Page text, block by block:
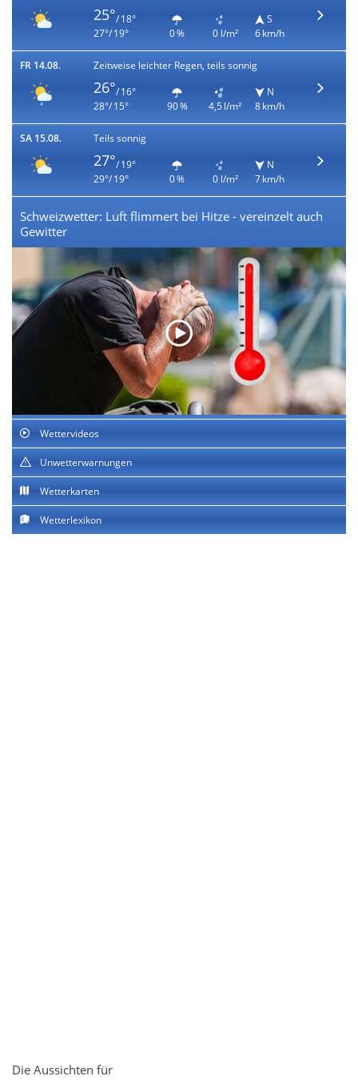
25°/ 18°
27°/ 19°
0 % 0 l/m²
S
6 km/h
FR 14.08. Zeitweise leichter Regen, teils sonnig
26°/ 16°
28°/ 15°
90 % 4,5 l/m²
N
8 km/h
SA 15.08. Teils sonnig
27°/ 19°
29°/ 19°
0 % 0 l/m²
N
7 km/h
Schweizwetter: Luft flimmert bei Hitze - vereinzelt auch
Gewitter
Wettervideos
Unwetterwarnungen
Wetterkarten
Wetterlexikon
Die Aussichten für